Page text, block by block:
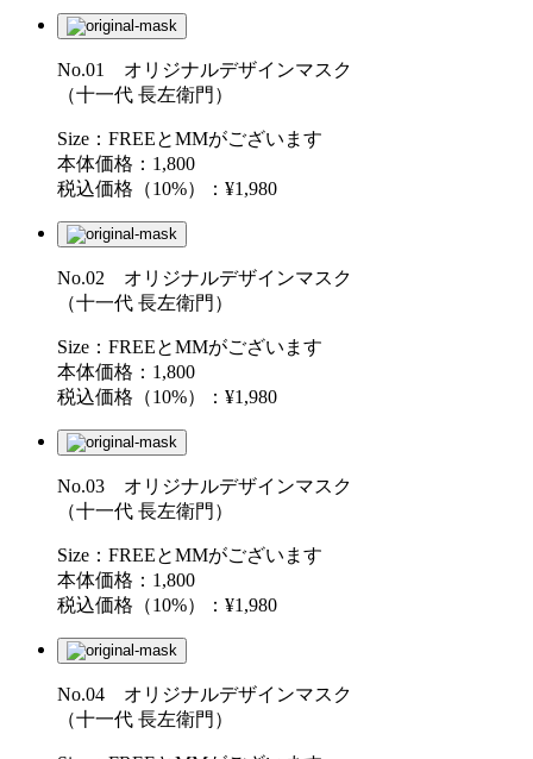
No.01 オリジナルデザインマスク
（十一代 長左衛門）
Size：FREEとMMがございます
本体価格：1,800
税込価格（10%）：¥1,980
No.02 オリジナルデザインマスク
（十一代 長左衛門）
Size：FREEとMMがございます
本体価格：1,800
税込価格（10%）：¥1,980
No.03 オリジナルデザインマスク
（十一代 長左衛門）
Size：FREEとMMがございます
本体価格：1,800
税込価格（10%）：¥1,980
No.04 オリジナルデザインマスク
（十一代 長左衛門）